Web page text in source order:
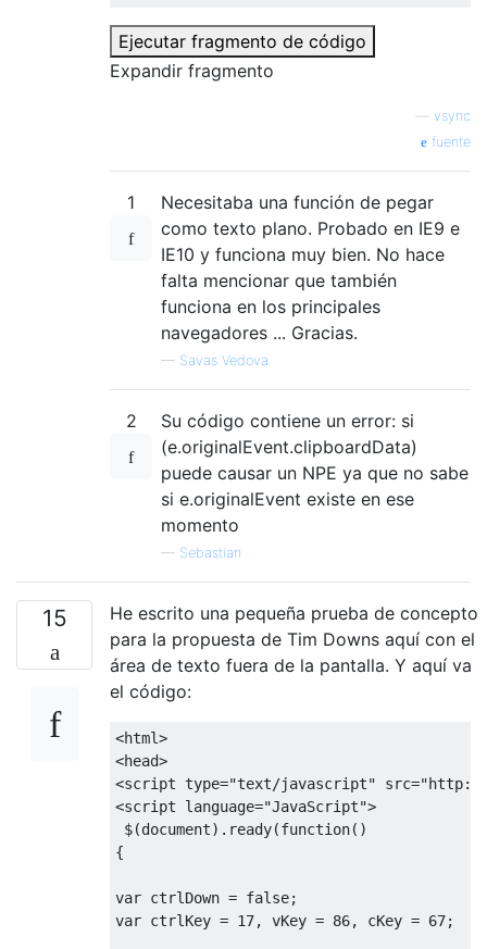
Ejecutar fragmento de código
Expandir fragmento
vsync
fuente
1
Necesitaba una función de pegar
como texto plano. Probado en IE9 e
IE10 y funciona muy bien. No hace
falta mencionar que también
funciona en los principales
navegadores ... Gracias.
— Savas Vedova
2
Su código contiene un error: si
(e.originalEvent.clipboardData)
puede causar un NPE ya que no sabe
si e.originalEvent existe en ese
momento
— Sebastian
15
He escrito una pequeña prueba de concepto
para la propuesta de Tim Downs aquí con el
área de texto fuera de la pantalla. Y aquí va
el código:
<html>
<head>
<script type="text/javascript" src="http://
<script language="JavaScript">
$(document). ready(function()
{
var ctrlDown = false;
var ctrlKey = 17, vKey = 86, cKey = 67;